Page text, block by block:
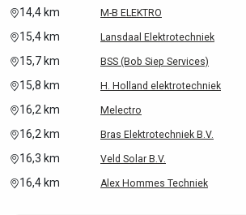
14,4 km M-B ELEKTRO
15,4 km Lansdaal Elektrotechniek
15,7 km BSS (Bob Siep Services)
15,8 km H. Holland elektrotechniek
16,2 km Melectro
16,2 km Bras Elektrotechniek B.V.
16,3 km Veld Solar B.V.
16,4 km Alex Hommes Techniek